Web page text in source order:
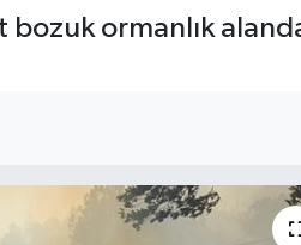
bozuk ormanlık